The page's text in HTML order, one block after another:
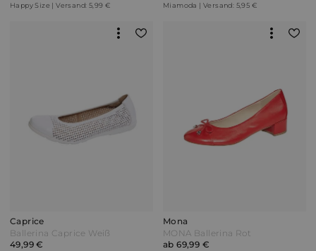
Happy Size | Versand: 5,99 € Miamoda | Versand: 5,95 €
Caprice
Ballerina Caprice Weiß
49,99 €
Mona
MONA Ballerina Rot
ab 69,99 €